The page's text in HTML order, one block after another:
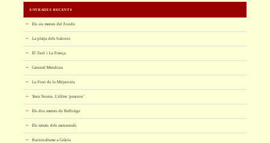
ENTRADES RECENTS
Els sis metres del Fondo
La platja dels balcons
El Turó i La França
General Mendoza
La Font de la Mitjacosta
Terra Nostra. L’últim ‘pearson’
Els dos metres de Bellvitge
Els terrats dels menestrals
Racionalisme a Gràcia